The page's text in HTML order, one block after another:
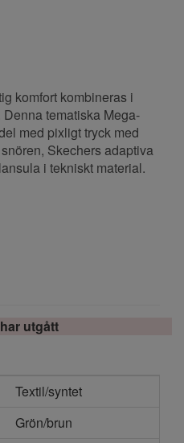
komfort kombineras i
tematiska Mega-
med pixligt tryck med
Skechers adaptiva
i tekniskt material.
utgått
Textil/syntet
Grön/brun